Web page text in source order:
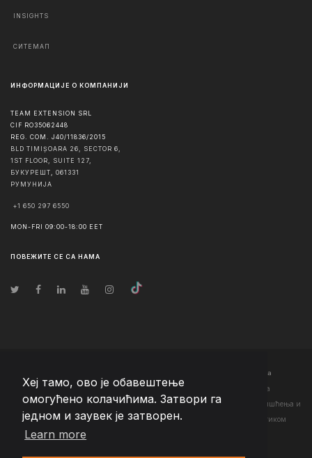
Хеј тамо, ово је обавештење
омогућено колачићима. Затвори га
једном и заувек је затворен.
Learn more
INSIGHTS
СИТЕМАП
ИНФОРМАЦИЈЕ О КОМПАНИЈИ
TEAM EXTENSION SRL
CIF RO35062448
REG. COM. J40/11836/2015
BLD TIMIȘOARA 26, SECTOR 6,
1ST FLOOR, SUITE 127,
БУКУРЕШТ
061331
РУМУНИЈА
+1 650 297 6550
MON-FRI 09:00-18:00 EET
ПОВЕЖИТЕ СЕ СА НАМА
- Сва права задржана
Changelog● Коришћењем ове странице слажете се са нашим <а
href="https://teamextension.rs/sr/pravni/uslovi-koriscenja">Условима коришћења и
<а href="https://teamextension.rs/sr/pravni/pravila-privatnosti">Политиком